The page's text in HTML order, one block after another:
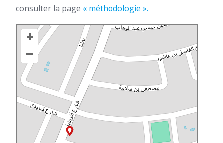
consulter la page « méthodologie ».
+
–